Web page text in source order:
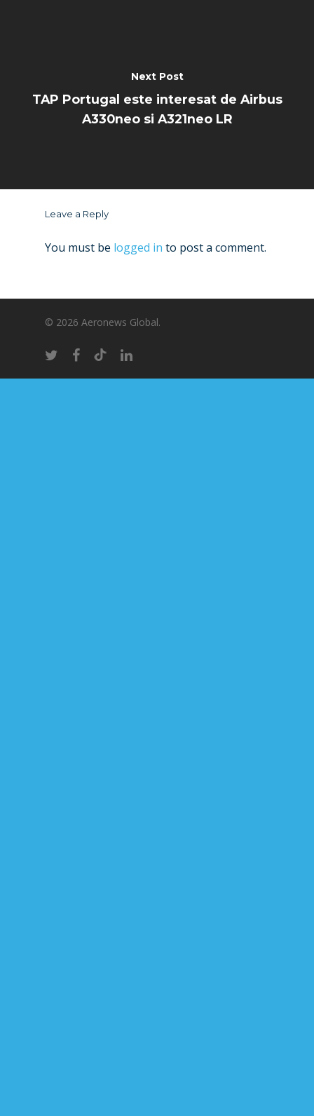
Next Post
TAP Portugal este interesat de Airbus
A330neo si A321neo LR
Leave a Reply
You must be logged in to post a comment.
© 2026 Aeronews Global.